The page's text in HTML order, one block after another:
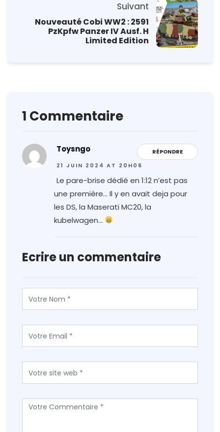
Suivant
Nouveauté Cobi WW2 : 2591
PzKpfw Panzer IV Ausf. H
Limited Edition
1 Commentaire
RÉPONDRE
Toysngo
21 JUIN 2024 AT 20H06
Le pare-brise dédié en 1:12 n’est pas
une première… Il y en avait deja pour
les DS, la Maserati MC20, la
kubelwagen…
Ecrire un commentaire